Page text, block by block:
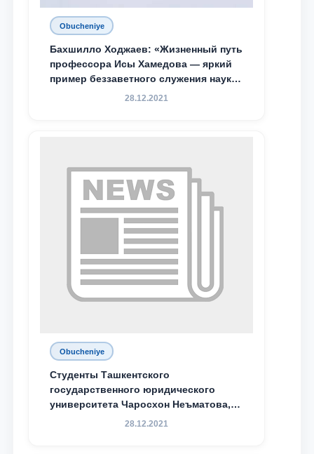
Obucheniye
Бахшилло Ходжаев: «Жизненный путь
профессора Исы Хамедова — яркий
пример беззаветного служения науке,
Родине и воспитанию молодого
28.12.2021
Obucheniye
Студенты Ташкентского
государственного юридического
университета Чаросхон Неъматова,
Севдо Хакимходжаева, Анбарой
28.12.2021